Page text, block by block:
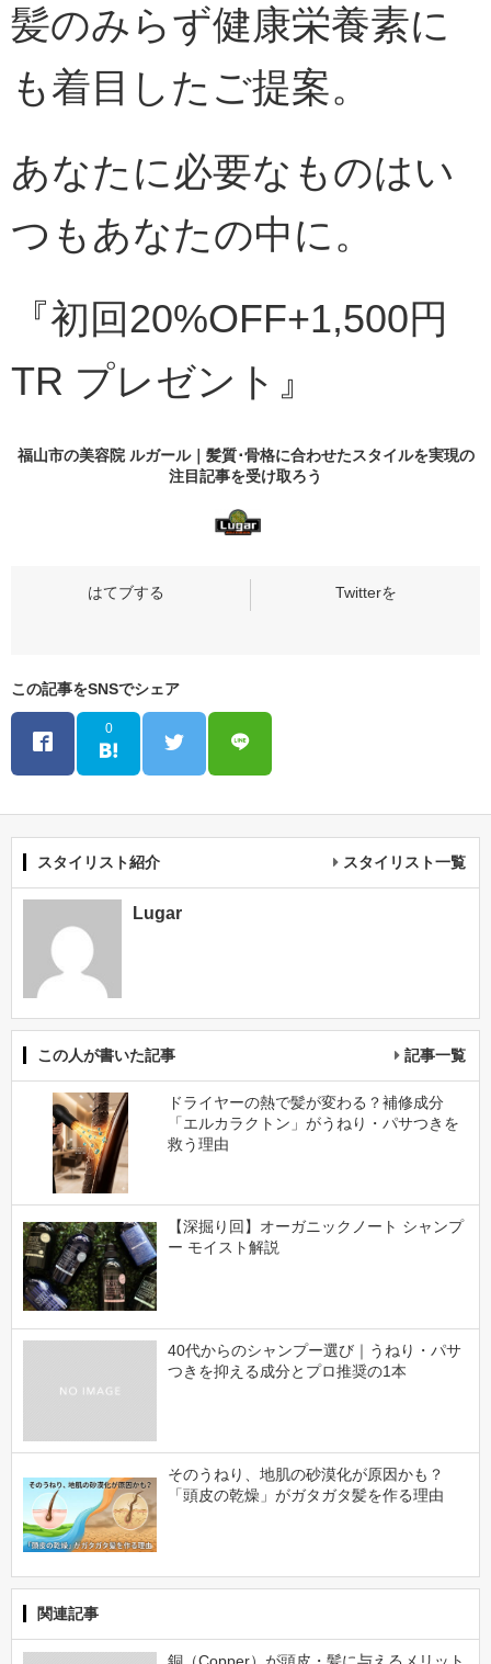
髪のみらず健康栄養素に
も着目したご提案。
あなたに必要なものはい
つもあなたの中に。
『初回20%OFF+1,500円
TR プレゼント』
福山市の美容院 ルガール｜髪質･骨格に合わせたスタイルを実現の
注目記事を受け取ろう
この記事をSNSでシェア
0
スタイリスト紹介 スタイリスト一覧
Lugar
この人が書いた記事 記事一覧
ドライヤーの熱で髪が変わる？補修成分
「エルカラクトン」がうねり・パサつきを
救う理由
【深掘り回】オーガニックノート シャンプ
ー モイスト解説
40代からのシャンプー選び｜うねり・パサ
つきを抑える成分とプロ推奨の1本
そのうねり、地肌の砂漠化が原因かも？
「頭皮の乾燥」がガタガタ髪を作る理由
関連記事